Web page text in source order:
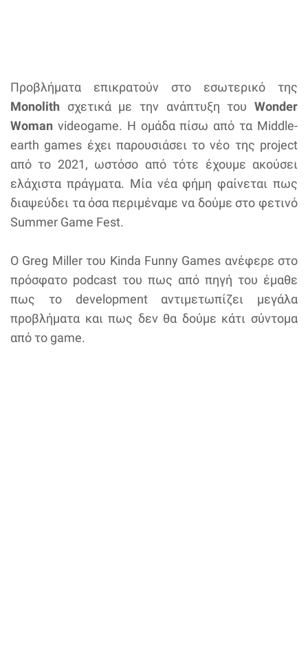
Προβλήματα επικρατούν στο εσωτερικό της
Monolith σχετικά με την ανάπτυξη του Wonder
Woman videogame. Η ομάδα πίσω από τα Middle-
earth games έχει παρουσιάσει το νέο της project
από το 2021, ωστόσο από τότε έχουμε ακούσει
ελάχιστα πράγματα. Μία νέα φήμη φαίνεται πως
διαψεύδει τα όσα περιμέναμε να δούμε στο φετινό
Summer Game Fest.
Ο Greg Miller του Kinda Funny Games ανέφερε στο
πρόσφατο podcast του πως από πηγή του έμαθε
πως το development αντιμετωπίζει μεγάλα
προβλήματα και πως δεν θα δούμε κάτι σύντομα
από το game.